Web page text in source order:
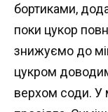
бортиками,
поки цукор
знижуємо до
цукром
верхом соди. У